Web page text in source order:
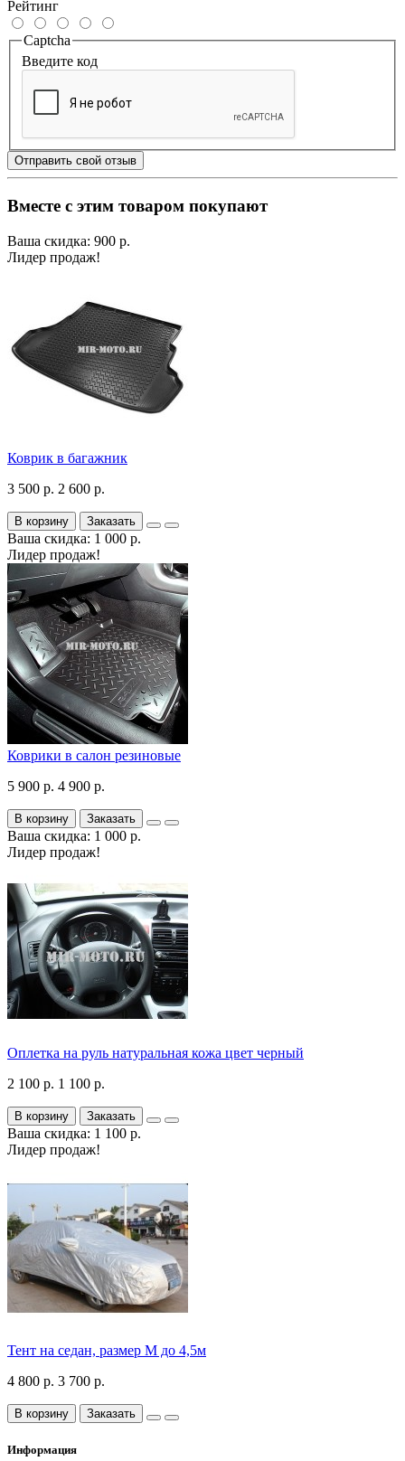
Рейтинг
Captcha
Введите код
Отправить свой отзыв
Вместе с этим товаром покупают
Ваша скидка: 900 р.
Лидер продаж!
Коврик в багажник
3 500 р. 2 600 р.
В корзину Заказать
Ваша скидка: 1 000 р.
Лидер продаж!
Коврики в салон резиновые
5 900 р. 4 900 р.
В корзину Заказать
Ваша скидка: 1 000 р.
Лидер продаж!
Оплетка на руль натуральная кожа цвет черный
2 100 р. 1 100 р.
В корзину Заказать
Ваша скидка: 1 100 р.
Лидер продаж!
Тент на седан, размер М до 4,5м
4 800 р. 3 700 р.
В корзину Заказать
Информация